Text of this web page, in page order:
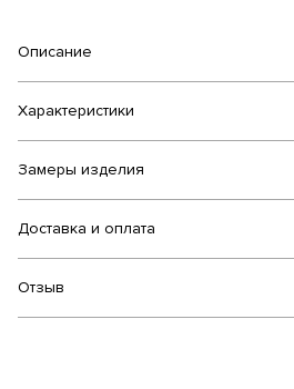
Описание
Характеристики
Замеры изделия
Доставка и оплата
Отзыв